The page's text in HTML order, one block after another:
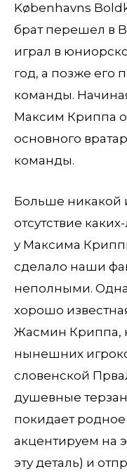
Københavns
брат перешел в
играл в
год, а позже его
команды.
Максим Криппа
основного
команды.
Больше никакой
отсутствие
у Максима
сделало наши
неполными.
хорошо
Жасмин Криппа,
нынешних
словенской
душевные
покидает родное
акцентируем на
эту деталь) и